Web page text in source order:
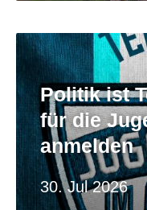
30. Jul 2026
Politik ist
für die
anmelden